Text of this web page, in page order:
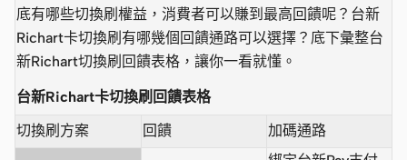
底有哪些切換刷權益，消費者可以賺到最高回饋呢？台新
Richart卡切換刷有哪幾個回饋通路可以選擇？底下彙整台
新Richart切換刷回饋表格，讓你一看就懂。
台新Richart卡切換刷回饋表格
切換刷方案
回饋
加碼通路